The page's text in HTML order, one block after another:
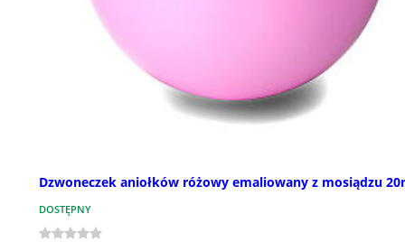
Dzwoneczek aniołków różowy emaliowany z mosiądzu
DOSTĘPNY